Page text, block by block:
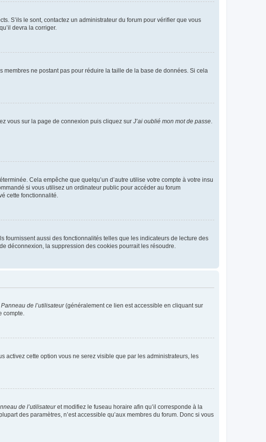
S’ils le sont, contactez un administrateur du forum pour vérifier que vous
devra la corriger.
membres ne postant pas pour réduire la taille de la base de données. Si cela
vous sur la page de connexion puis cliquez sur J’ai oublié mon mot de passe.
Cela empêche que quelqu’un d’autre utilise votre compte à votre insu
si vous utilisez un ordinateur public pour accéder au forum
cette fonctionnalité.
fournissent aussi des fonctionnalités telles que les indicateurs de lecture des
déconnexion, la suppression des cookies pourrait les résoudre.
Panneau de l’utilisateur(généralement ce lien est accessible en cliquant sur
compte.
activez cette option vous ne serez visible que par les administrateurs, les
de l’utilisateuret modifiez le fuseau horaire afin qu’il corresponde à la
des paramètres, n’est accessible qu’aux membres du forum. Donc si vous